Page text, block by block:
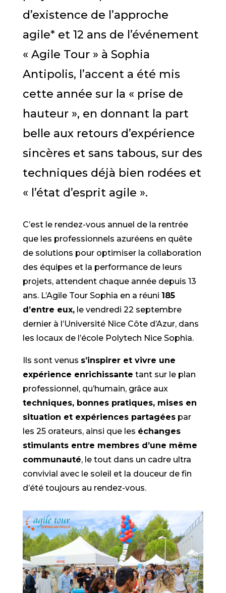
d’existence de l’approche
agile* et 12 ans de l’événement
« Agile Tour » à Sophia
Antipolis, l’accent a été mis
cette année sur la « prise de
hauteur », en donnant la part
belle aux retours d’expérience
sincères et sans tabous, sur des
techniques déjà bien rodées et
« l’état d’esprit agile ».
C’est le rendez-vous annuel de la rentrée
que les professionnels azuréens en quête
de solutions pour optimiser la collaboration
des équipes et la performance de leurs
projets, attendent chaque année depuis 13
ans. L’Agile Tour Sophia en a réuni 185
d’entre eux,le vendredi 22 septembre
dernier à l’Université Nice Côte d’Azur, dans
les locaux de l’école Polytech Nice Sophia.
Ils sont venus s’inspirer et vivre une
expérience enrichissante tant sur le plan
professionnel, qu’humain, grâce aux
techniques, bonnes pratiques, mises en
situation et expériences partagéespar
les 25 orateurs, ainsi que les échanges
stimulants entre membres d’une même
communauté, le tout dans un cadre ultra
convivial avec le soleil et la douceur de fin
d’été toujours au rendez-vous.